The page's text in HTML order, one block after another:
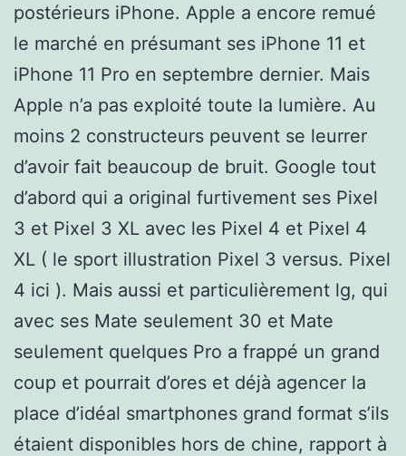
postérieurs iPhone. Apple a encore remué
le marché en présumant ses iPhone 11 et
iPhone 11 Pro en septembre dernier. Mais
Apple n’a pas exploité toute la lumière. Au
moins 2 constructeurs peuvent se leurrer
d’avoir fait beaucoup de bruit. Google tout
d’abord qui a original furtivement ses Pixel
3 et Pixel 3 XL avec les Pixel 4 et Pixel 4
XL ( le sport illustration Pixel 3 versus. Pixel
4 ici ). Mais aussi et particulièrement lg, qui
avec ses Mate seulement 30 et Mate
seulement quelques Pro a frappé un grand
coup et pourrait d’ores et déjà agencer la
place d’idéal smartphones grand format s’ils
étaient disponibles hors de chine, rapport à